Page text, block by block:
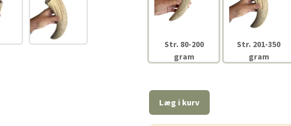
Str. 80-200
gram
Str. 201-350
gram
Læg i kurv